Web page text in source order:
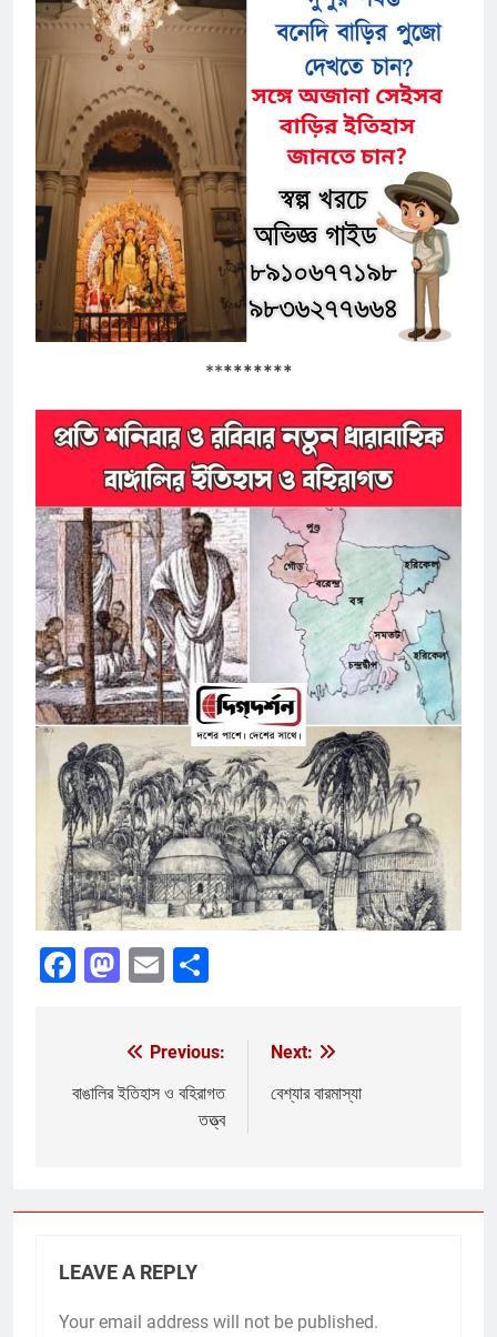
*********
Facebook
Mastodon
Email
navigation
Previous:
বাঙালির ইতিহাস ও বহিরাগত
তত্ত্ব
Next:
বেশ্যার বারমাস্যা
LEAVE A REPLY
Your email address will not be published.